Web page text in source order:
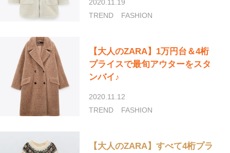
2020.11.19
TREND
FASHION
【大人のZARA】1万円台＆4桁
プライスで最旬アウターをスタ
ンバイ♪
2020.11.12
TREND
FASHION
【大人のZARA】すべて4桁プラ